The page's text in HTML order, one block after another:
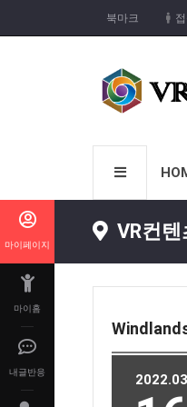
북마크
VR컨
2022.03
마이페이지
마이홈
내글반응